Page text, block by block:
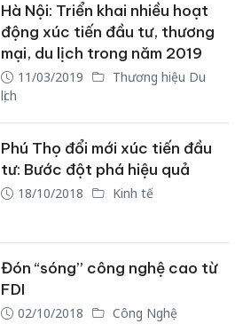
Hà Nội: Triển khai nhiều hoạt
động xúc tiến đầu tư, thương
mại, du lịch trong năm 2019
11/03/2019
Thương hiệu Du
lịch
Phú Thọ đổi mới xúc tiến đầu
tư: Bước đột phá hiệu quả
18/10/2018 Kinh tế
Đón “sóng” công nghệ cao từ
FDI
02/10/2018 Công Nghệ